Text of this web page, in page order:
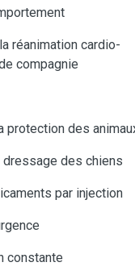
réanimation cardio-
compagnie
protection des
des chiens
par injection
constante